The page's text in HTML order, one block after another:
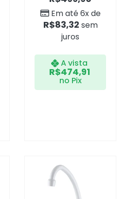
Em até 6x de
R$83,32 sem
juros
A vista
R$474,91
no Pix